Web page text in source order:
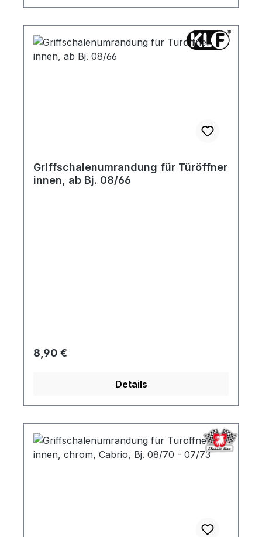
Griffschalenumrandung für Türöffner
innen, ab Bj. 08/66
Regulärer Preis:
8,90 €
Details